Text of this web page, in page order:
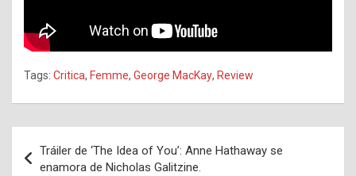
Tags: Critica, Femme, George MacKay, Review
de
Tráiler de ‘The Idea of ​​You’: Anne Hathaway se
enamora de Nicholas Galitzine.